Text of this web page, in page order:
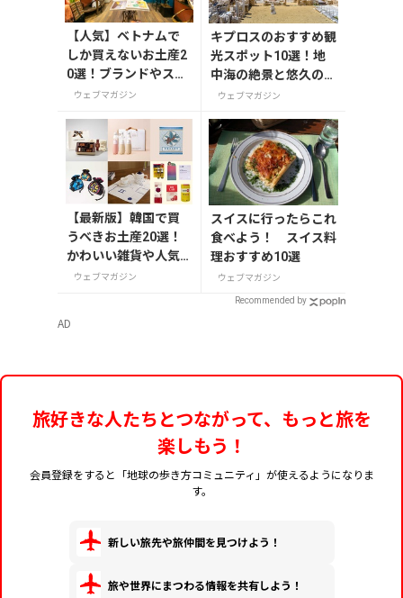
と眩しい太陽に力を
いただく。ハワイの
人はみんな笑顔。そ
の表情を見ていると、
穏やかな
【人気】ベトナムで
しか買えないお土産2
0選！ブランドやスー
パーのお菓子や雑貨
ウェブマガジン
キプロスのおすすめ観
光スポット10選！地
中海の絶景と悠久の歴
史を巡る
ウェブマガジン
【最新版】韓国で買
うべきお土産20選！
かわいい雑貨や人気
コスメを紹介
ウェブマガジン
スイスに行ったらこれ
食べよう！ スイス料
理おすすめ10選
ウェブマガジン
Recommended by
AD
旅好きな人たちとつながって、もっと旅を
楽しもう！
会員登録をすると「地球の歩き方コミュニティ」が使えるようになりま
す。
新しい旅先や旅仲間を見つけよう！
旅や世界にまつわる情報を共有しよう！